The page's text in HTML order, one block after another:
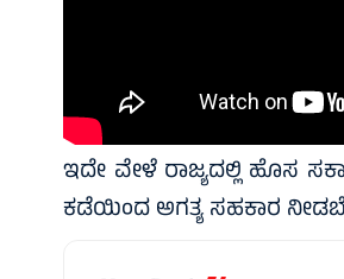
ಇದೇ ವೇಳೆ ರಾಜ್ಯದಲ್ಲಿ ಹೊಸ
ಕಡೆಯಿಂದ ಅಗತ್ಯ ಸಹಕಾರ